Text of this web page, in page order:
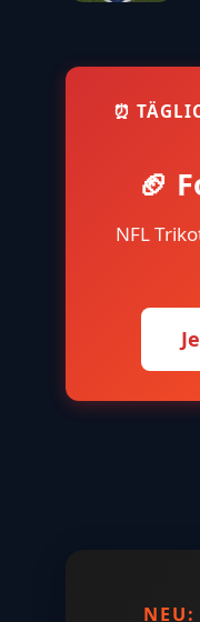
⏰
🏈
NFL
NEU: